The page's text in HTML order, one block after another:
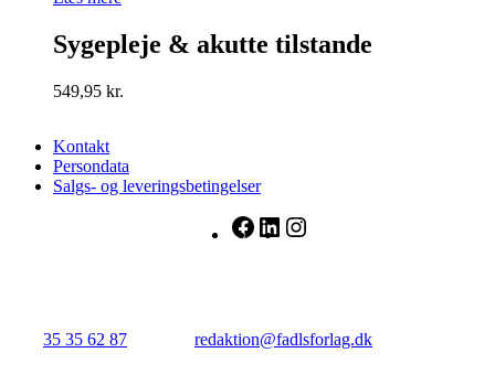
Sygepleje & akutte tilstande
549,95 kr.
Kontakt
Persondata
Salgs- og leveringsbetingelser
Facebook
LinkedIn
35 35 62 87 redaktion@fadlsforlag.dk